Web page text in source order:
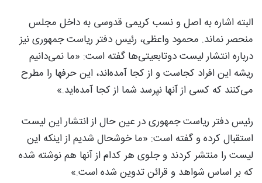
البته اشاره به اصل و نسب کریمی قدوسی به داخل مجلس
منحصر نماند. محمود واعظی، رئیس دفتر ریاست جمهوری نیز
درباره انتشار لیست دوتابعیتی‌ها گفته است: «ما نمی‌دانیم
ریشه این افراد کجاست و از کجا آمده‌اند، این حرفها را مطرح
می‌کنند که کسی از آنها نپرسد شما از کجا آمده‌اید.»
رئیس دفتر ریاست جمهوری در عین حال از انتشار این لیست
استقبال کرده و گفته است: «ما خوشحال شدیم از اینکه این
لیست را منتشر کردند و جلوی هر کدام از آنها هم نوشته شده
که بر اساس شواهد و قرائن تدوین شده است.»